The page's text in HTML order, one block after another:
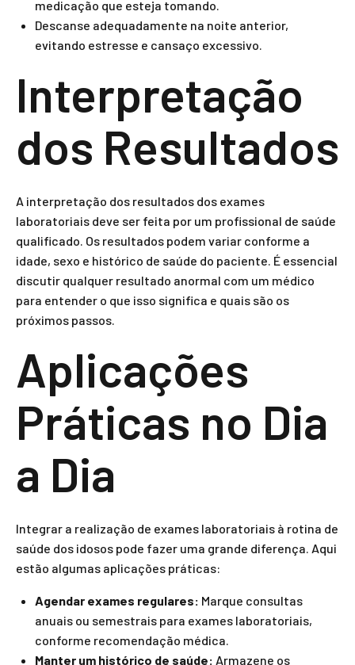
medicação que esteja tomando.
Descanse adequadamente na noite anterior,
evitando estresse e cansaço excessivo.
Interpretação
dos Resultados
A interpretação dos resultados dos exames
laboratoriais deve ser feita por um profissional de saúde
qualificado. Os resultados podem variar conforme a
idade, sexo e histórico de saúde do paciente. É essencial
discutir qualquer resultado anormal com um médico
para entender o que isso significa e quais são os
próximos passos.
Aplicações
Práticas no Dia
a Dia
Integrar a realização de exames laboratoriais à rotina de
saúde dos idosos pode fazer uma grande diferença. Aqui
estão algumas aplicações práticas:
Agendar exames regulares: Marque consultas
anuais ou semestrais para exames laboratoriais,
conforme recomendação médica.
Manter um histórico de saúde: Armazene os